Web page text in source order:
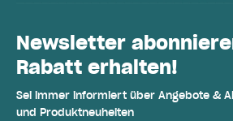
Newsletter
Rabatt erhalten!
Sei immer informiert über Angebote &
und Produktneuheiten